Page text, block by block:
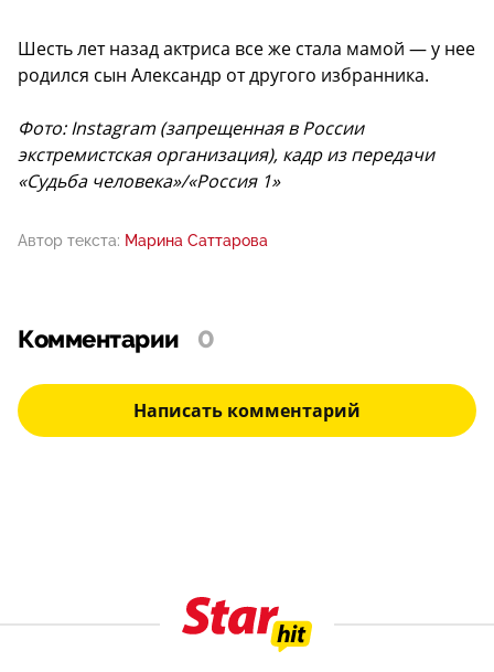
Шесть лет назад актриса все же стала мамой — у нее
родился сын Александр от другого избранника.
Фото: Instagram (запрещенная в России
экстремистская организация), кадр из передачи
«Судьба человека»/«Россия 1»
Автор текста: Марина Саттарова
Комментарии 0
Написать комментарий